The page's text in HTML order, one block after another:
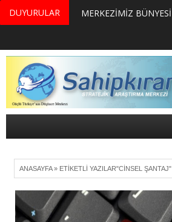
DUYURULAR
ANASAYFA» ETIKETLI YAZILAR"CINSEL ŞANTAJ"